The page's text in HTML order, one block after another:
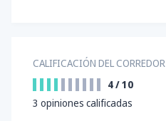
CALIFICACIÓN DEL CORREDOR
4/10
3 opiniones calificadas